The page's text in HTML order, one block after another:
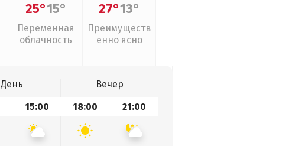
25°15°
Переменная
облачность
27°13°
Преимуществ
енно ясно
День
Вечер
15:00 18:00 21:00